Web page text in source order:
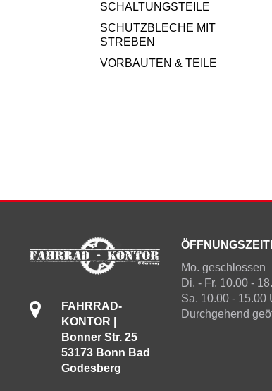
SCHALTUNGSTEILE
SCHUTZBLECHE MIT
STREBEN
VORBAUTEN & TEILE
FAHRRAD-
KONTOR |
Bonner Str. 25
53173 Bonn Bad
Godesberg
Mo. geschlossen
Di. - Fr. 10.00 -
Sa. 10.00 - 15.00
Durchgehend